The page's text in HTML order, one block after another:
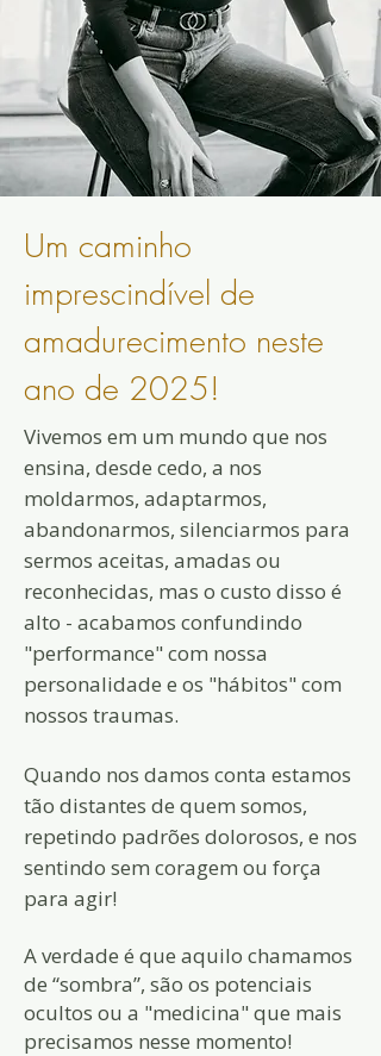
Um caminho
imprescindível de
amadurecimento neste
ano de 2025!
Vivemos em um mundo que nos
ensina, desde cedo, a nos
moldarmos, adaptarmos,
abandonarmos, silenciarmos para
sermos aceitas, amadas ou
reconhecidas, mas o custo disso é
alto - acabamos confundindo
"performance" com nossa
personalidade e os "hábitos" com
nossos traumas.
Quando nos damos conta estamos
tão distantes de quem somos,
repetindo padrões dolorosos, e nos
sentindo sem coragem ou força
para agir!
A verdade é que aquilo chamamos
de “sombra”, são os potenciais
ocultos ou a "medicina" que mais
precisamos nesse momento!